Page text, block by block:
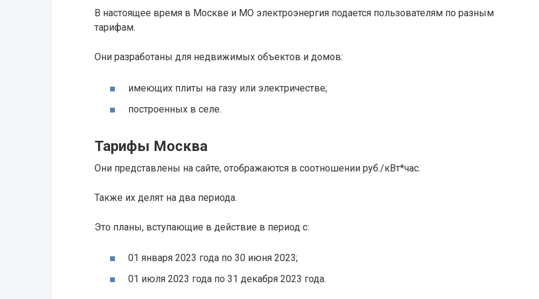
В настоящее время в Москве и МО электроэнергия подается пользователям по разным
тарифам.
Они разработаны для недвижимых объектов и домов:
имеющих плиты на газу или электричестве;
построенных в селе.
Тарифы Москва
Они представлены на сайте, отображаются в соотношении руб./кВт*час.
Также их делят на два периода.
Это планы, вступающие в действие в период с:
01 января 2023 года по 30 июня 2023;
01 июля 2023 года по 31 декабря 2023 года.